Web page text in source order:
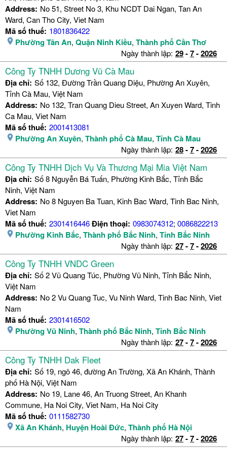
Address: No 51, Street No 3, Khu NCDT Dai Ngan, Tan An
Ward, Can Tho City, Viet Nam
Mã số thuế: 1801836422
Phường Tân An, Quận Ninh Kiều, Thành phố Cần Thơ
Ngày thành lập: 29-7-2026
Công Ty TNHH Dương Vũ Cà Mau
Địa chỉ: Số 132, Đường Trần Quang Diệu, Phường An Xuyên,
Tỉnh Cà Mau, Việt Nam
Address: No 132, Tran Quang Dieu Street, An Xuyen Ward, Tinh
Ca Mau, Viet Nam
Mã số thuế: 2001413081
Phường An Xuyên, Thành phố Cà Mau, Tỉnh Cà Mau
Ngày thành lập: 28-7-2026
Công Ty TNHH Dịch Vụ Và Thương Mại Mia Việt Nam
Địa chỉ: Số 8 Nguyễn Bá Tuấn, Phường Kinh Bắc, Tỉnh Bắc
Ninh, Việt Nam
Address: No 8 Nguyen Ba Tuan, Kinh Bac Ward, Tinh Bac Ninh,
Viet Nam
Mã số thuế: 2301416446Điện thoại: 0983074312; 0086822213
Phường Kinh Bắc, Thành phố Bắc Ninh, Tỉnh Bắc Ninh
Ngày thành lập: 27-7-2026
Công Ty TNHH VNDC Green
Địa chỉ: Số 2 Vũ Quang Túc, Phường Vũ Ninh, Tỉnh Bắc Ninh,
Việt Nam
Address: No 2 Vu Quang Tuc, Vu Ninh Ward, Tinh Bac Ninh, Viet
Nam
Mã số thuế: 2301416502
Phường Vũ Ninh, Thành phố Bắc Ninh, Tỉnh Bắc Ninh
Ngày thành lập: 27-7-2026
Công Ty TNHH Dak Fleet
Địa chỉ: Số 19, ngõ 46, đường An Trường, Xã An Khánh, Thành
phố Hà Nội, Việt Nam
Address: No 19, Lane 46, An Truong Street, An Khanh
Commune, Ha Noi City, Viet Nam, Ha Noi City
Mã số thuế: 0111582730
Xã An Khánh, Huyện Hoài Đức, Thành phố Hà Nội
Ngày thành lập: 27-7-2026